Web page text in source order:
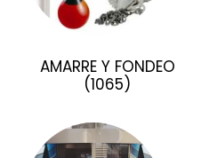
AMARRE Y FONDEO
(1065)